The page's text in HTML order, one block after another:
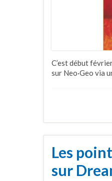
C’est début
sur Neo·Geo via
Les
sur